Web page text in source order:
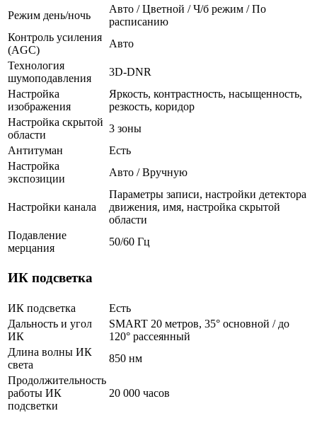
Режим день/ночь
Авто / Цветной / Ч/б режим / По
расписанию
Контроль усиления
(AGC)
Авто
Технология
шумоподавления
3D-DNR
Настройка
изображения
Яркость, контрастность, насыщенность,
резкость, коридор
Настройка скрытой
области
3 зоны
Антитуман
Есть
Настройка
экспозиции
Авто / Вручную
Настройки канала
Параметры записи, настройки детектора
движения, имя, настройка скрытой
области
Подавление
мерцания
50/60 Гц
ИК подсветка
ИК подсветка
Есть
Дальность и угол
ИК
SMART 20 метров, 35° основной / до
120° рассеянный
Длина волны ИК
света
850 нм
Продолжительность
работы ИК
подсветки
20 000 часов